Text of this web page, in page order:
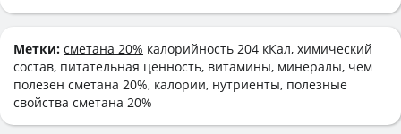
Метки: сметана 20% калорийность 204 кКал, химический
состав, питательная ценность, витамины, минералы, чем
полезен сметана 20%, калории, нутриенты, полезные
свойства сметана 20%